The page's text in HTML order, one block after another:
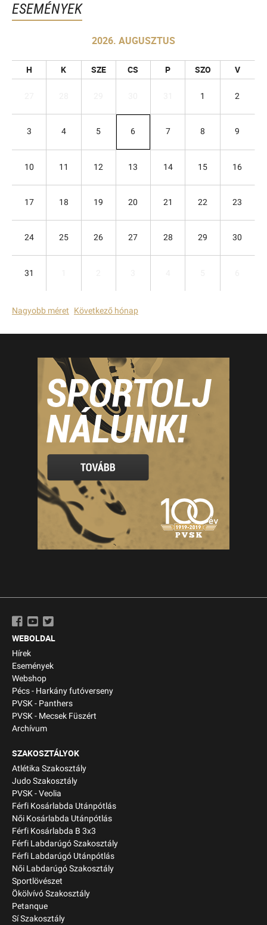
ESEMÉNYEK
2026. AUGUSZTUS
H K SZE CS P SZO V
1 2
3 4 5 6 7 8 9
10 11 12 13 14 15 16
17 18 19 20 21 22 23
24 25 26 27 28 29 30
31
Nagyobb méret Következő hónap
WEBOLDAL
Hírek
Események
Webshop
Pécs - Harkány futóverseny
PVSK - Panthers
PVSK - Mecsek Füszért
Archívum
SZAKOSZTÁLYOK
Atlétika Szakosztály
Judo Szakosztály
PVSK - Veolia
Férfi Kosárlabda Utánpótlás
Női Kosárlabda Utánpótlás
Férfi Kosárlabda B 3x3
Férfi Labdarúgó Szakosztály
Férfi Labdarúgó Utánpótlás
Női Labdarúgó Szakosztály
Sportlövészet
Ökölvívó Szakosztály
Petanque
Sí Szakosztály